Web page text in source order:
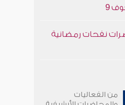
9
نفحات رمضانية
من الفعاليات